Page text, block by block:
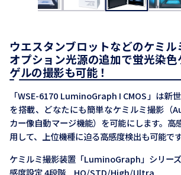
ウエスタンブロットなどのケミル
オプション光源の追加で蛍光染
ゲルの撮影も可能！
「WSE-6170 LuminoGraph I CMOS」は新
を搭載、どなたにも簡単なケミルミ撮影（
カー像自動マージ機能）を可能にします。
用して、上位機種に迫る高感度検出も可能です
ケミルミ撮影装置「LuminoGraph」シリー
感度設定 4段階 HQ/STD/High/Ultra